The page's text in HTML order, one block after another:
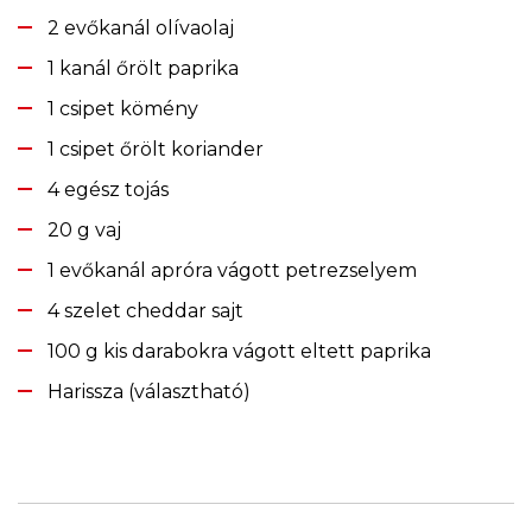
2 evőkanál olívaolaj
1 kanál őrölt paprika
1 csipet kömény
1 csipet őrölt koriander
4 egész tojás
20 g vaj
1 evőkanál apróra vágott petrezselyem
4 szelet cheddar sajt
100 g kis darabokra vágott eltett paprika
Harissza (választható)